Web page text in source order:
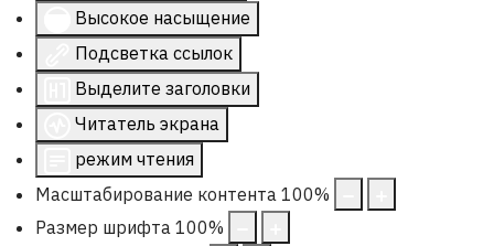
Высокое насыщение
Подсветка ссылок
Выделите заголовки
Читатель экрана
режим чтения
Масштабирование контента 100%
Размер шрифта 100%